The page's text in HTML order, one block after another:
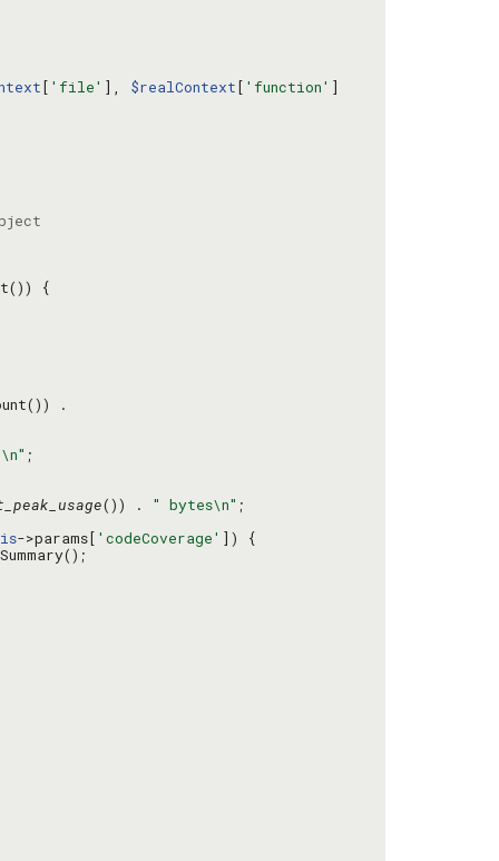
[ 'file' ], $realContext[ 'function'
()) . " bytes\n"
->params[ 'codeCoverage'